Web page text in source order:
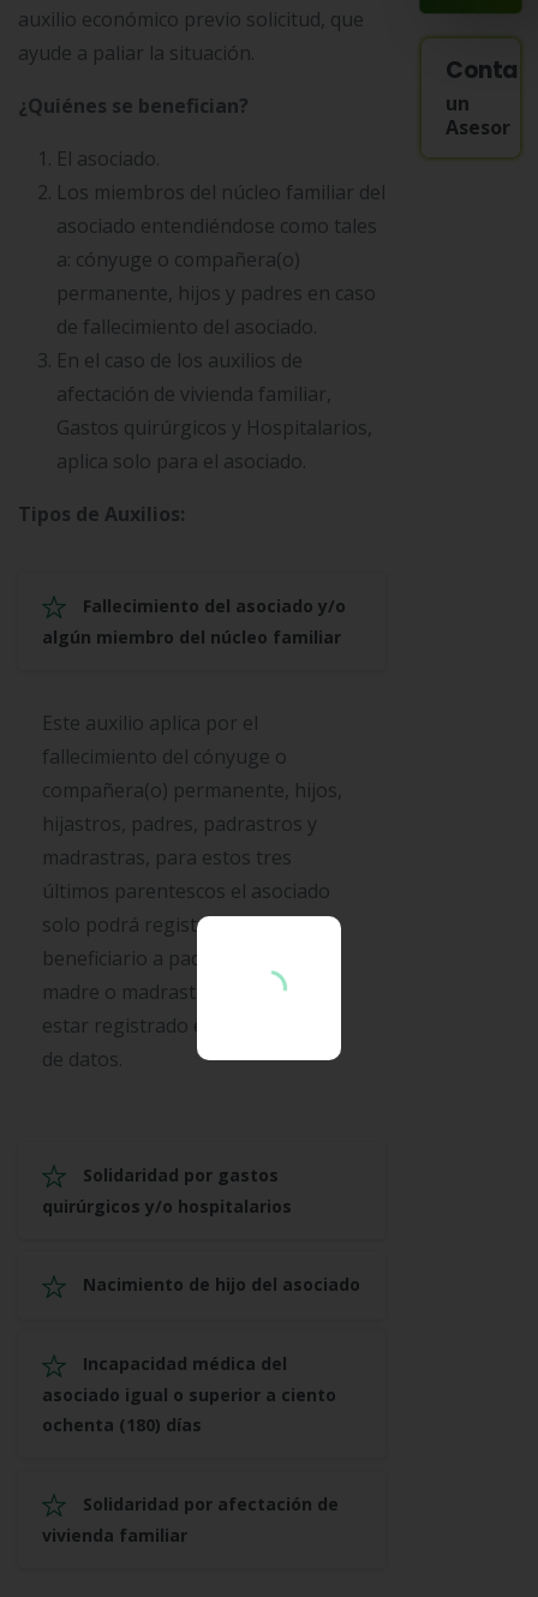
auxilio económico previo solicitud, que
ayude a paliar la situación.
¿Quiénes se benefician?
El asociado.
Los miembros del núcleo familiar del
asociado entendiéndose como tales
a: cónyuge o compañera(o)
permanente, hijos y padres en caso
de fallecimiento del asociado.
En el caso de los auxilios de
afectación de vivienda familiar,
Gastos quirúrgicos y Hospitalarios,
aplica solo para el asociado.
Tipos de Auxilios:
Fallecimiento del asociado y/o
algún miembro del núcleo familiar
Este auxilio aplica por el
fallecimiento del cónyuge o
compañera(o) permanente, hijos,
hijastros, padres, padrastros y
madrastras, para estos tres
últimos parentescos el asociado
solo podrá registrar como
beneficiario a padre o padrastro,
madre o madrastra el cual debe
estar registrado en nuestra base
de datos.
Solidaridad por gastos
quirúrgicos y/o hospitalarios
Nacimiento de hijo del asociado
Incapacidad médica del
asociado igual o superior a ciento
ochenta (180) días
Solidaridad por afectación de
vivienda familiar
un
Asesor